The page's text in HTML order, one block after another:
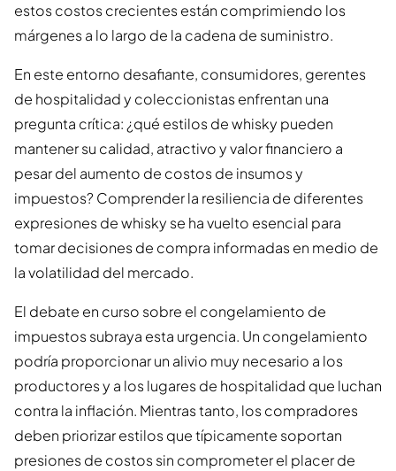
estos costos crecientes están comprimiendo los
márgenes a lo largo de la cadena de suministro.
En este entorno desafiante, consumidores, gerentes
de hospitalidad y coleccionistas enfrentan una
pregunta crítica: ¿qué estilos de whisky pueden
mantener su calidad, atractivo y valor financiero a
pesar del aumento de costos de insumos y
impuestos? Comprender la resiliencia de diferentes
expresiones de whisky se ha vuelto esencial para
tomar decisiones de compra informadas en medio de
la volatilidad del mercado.
El debate en curso sobre el congelamiento de
impuestos subraya esta urgencia. Un congelamiento
podría proporcionar un alivio muy necesario a los
productores y a los lugares de hospitalidad que luchan
contra la inflación. Mientras tanto, los compradores
deben priorizar estilos que típicamente soportan
presiones de costos sin comprometer el placer de